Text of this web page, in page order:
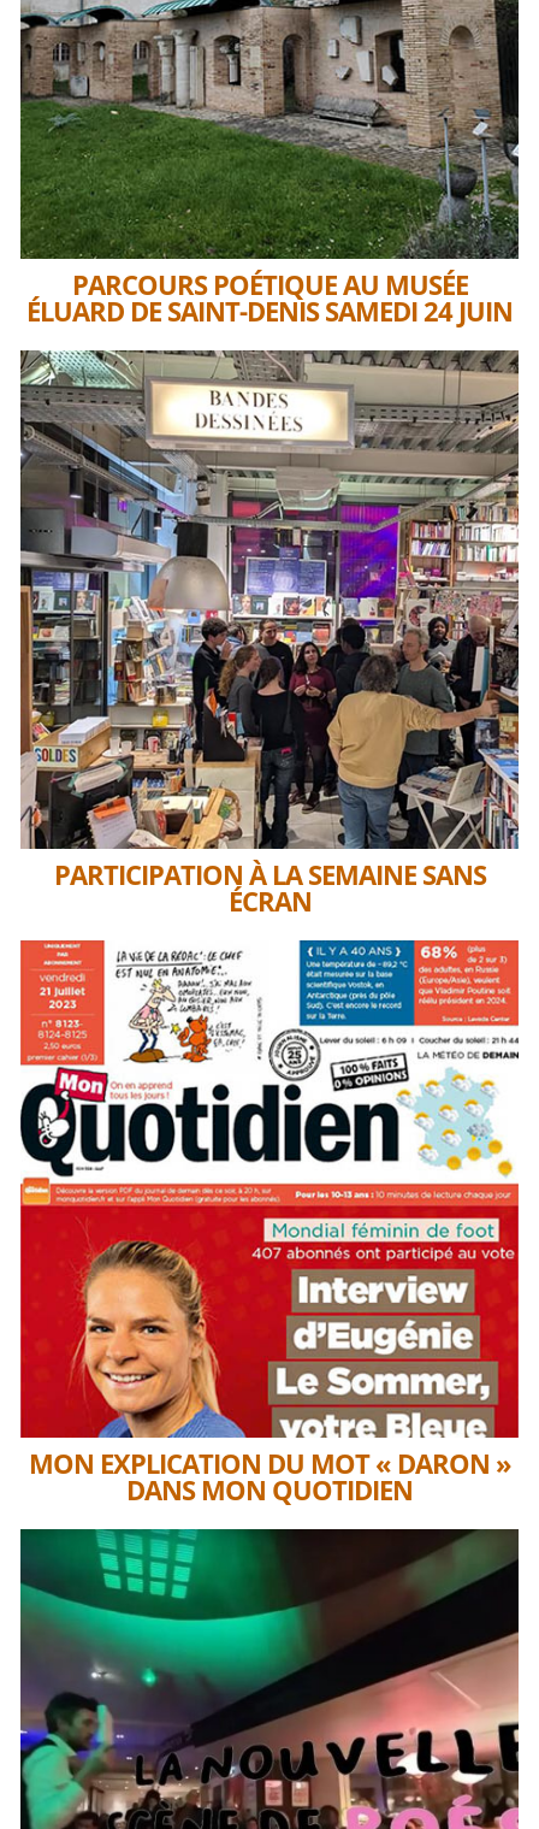
PARCOURS POÉTIQUE AU MUSÉE
ÉLUARD DE SAINT-DENIS SAMEDI 24 JUIN
PARTICIPATION À LA SEMAINE SANS
ÉCRAN
MON EXPLICATION DU MOT « DARON »
DANS MON QUOTIDIEN